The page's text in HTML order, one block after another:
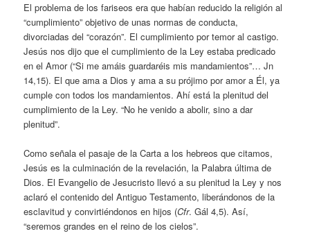
El problema de los fariseos era que habían reducido la religión al
“cumplimiento” objetivo de unas normas de conducta,
divorciadas del “corazón”. El cumplimiento por temor al castigo.
Jesús nos dijo que el cumplimiento de la Ley estaba predicado
en el Amor (“Si me amáis guardaréis mis mandamientos”… Jn
14,15). El que ama a Dios y ama a su prójimo por amor a Él, ya
cumple con todos los mandamientos. Ahí está la plenitud del
cumplimiento de la Ley. “No he venido a abolir, sino a dar
plenitud”.
Como señala el pasaje de la Carta a los hebreos que citamos,
Jesús es la culminación de la revelación, la Palabra última de
Dios. El Evangelio de Jesucristo llevó a su plenitud la Ley y nos
aclaró el contenido del Antiguo Testamento, liberándonos de la
esclavitud y convirtiéndonos en hijos (Cfr. Gál 4,5). Así,
“seremos grandes en el reino de los cielos”.